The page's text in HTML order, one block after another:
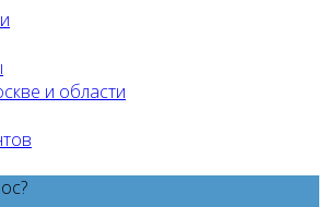
и области